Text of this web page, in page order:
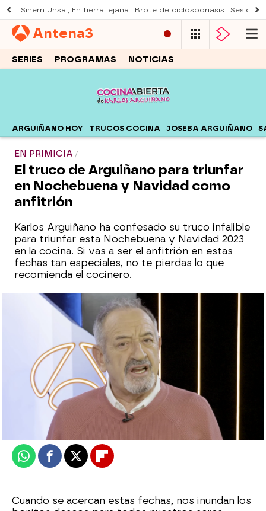
Sinem Ünsal, En tierra lejana Brote de ciclosporiasis Sesión
Antena3
SERIES PROGRAMAS NOTICIAS
ARGUIÑANO HOY TRUCOS COCINA JOSEBA ARGUIÑANO
EN PRIMICIA
El truco de Arguiñano para triunfar
en Nochebuena y Navidad como
anfitrión
Karlos Arguiñano ha confesado su truco infalible
para triunfar esta Nochebuena y Navidad 2023
en la cocina. Si vas a ser el anfitrión en estas
fechas tan especiales, no te pierdas lo que
recomienda el cocinero.
Las mejores recetas de carne de Karlos
Arguiñano para tu menú de Navidad 2023
Cristina García Chacón
Publicado:
WhatsappFacebook
X Flipboard
Cuando se acercan estas fechas, nos inundan los